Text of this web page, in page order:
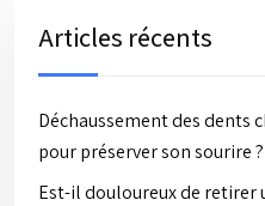
Articles récents
Déchaussement des dents
pour préserver son sourire ?
Est-il douloureux de retirer